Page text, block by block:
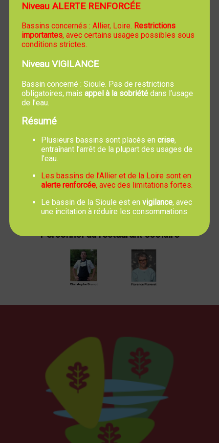
en mairie dans un délaide cinq jours ouvrés
accordée.
attention particulière sera portée au
restaurant scolaire est aussi un lieu d'éducation.
En cas d'incident au restaurant scolaire ou à la
venir chercher leur enfant dans les plus brefs délais.
Les repas peuvent être pris les lundi, mardi, jeudi et
vendredi pendant la période scolaire.
Henri Matisse à partir de la petite section. Les enfants
non récupérés après la classe sont obligatoirement
dirigés vers la garderie et cet accueil sera facturé.
Personnel du restaurant scolaire
Niveau ALERTE RENFORCÉE
Bassins concernés : Allier, Loire. Restrictions
importantes, avec certains usages possibles sous
conditions strictes.
Niveau VIGILANCE
Bassin concerné : Sioule. Pas de restrictions
obligatoires, mais appel à la sobriétédans l’usage
de l’eau.
Résumé
Plusieurs bassins sont placés en crise,
entraînant l’arrêt de la plupart des usages de
l’eau.
Les bassins de l’Allier et de la Loire sont en
alerte renforcée, avec des limitations fortes.
Le bassin de la Sioule est en vigilance, avec
une incitation à réduire les consommations.